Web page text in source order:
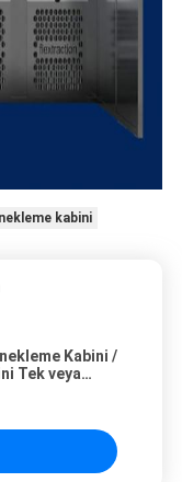
kabini
Kabini /
Tek veya